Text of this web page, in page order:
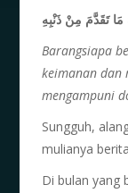
تَقَدَّمَ مِنْ ذَنْبِهِ
Barangsiapa
keimanan dan
mengampuni
Sungguh,
mulianya
Di bulan yang